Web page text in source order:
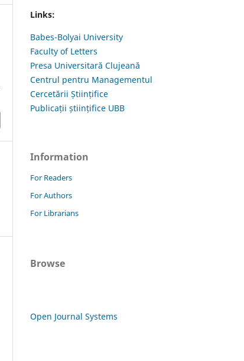
Links:
Babes-Bolyai University
Faculty of Letters
Presa Universitară Clujeană
Centrul pentru Managementul
Cercetării Științifice
Publicații științifice UBB
Information
For Readers
For Authors
For Librarians
Browse
Open Journal Systems